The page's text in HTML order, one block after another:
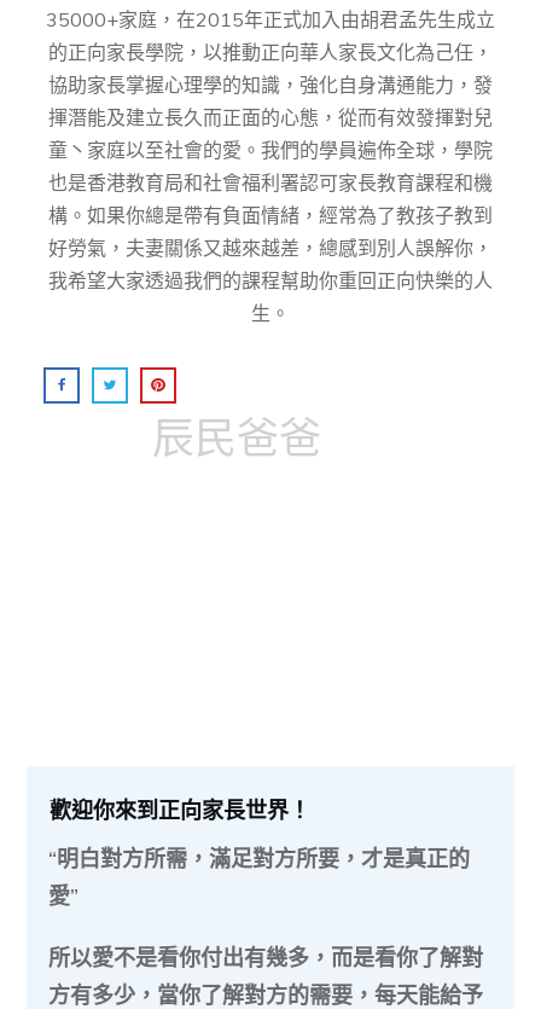
35000+家庭，在2015年正式加入由胡君孟先⽣成⽴
的正向家⻑學院，以推動正向華⼈家⻑⽂化為⼰任，
協助家⻑掌握⼼理學的知識，強化⾃身溝通能⼒，發
揮潛能及建⽴⻑久⽽正⾯的⼼態，從而有效發揮對兒
童丶家庭以至社會的愛。我們的學員遍佈全球，學院
也是香港教育局和社會福利署認可家長教育課程和機
構。如果你總是帶有負面情緒，經常為了教孩子教到
好勞氣，夫妻關係又越來越差，總感到別人誤解你，
我希望大家透過我們的課程幫助你重回正向快樂的人
生。
辰民爸爸
歡迎你來到正向家長世界！
“明白對方所需，滿足對方所要，才是真正的
愛”
所以愛不是看你付出有幾多，而是看你了解對
方有多少，當你了解對方的需要，每天能給予